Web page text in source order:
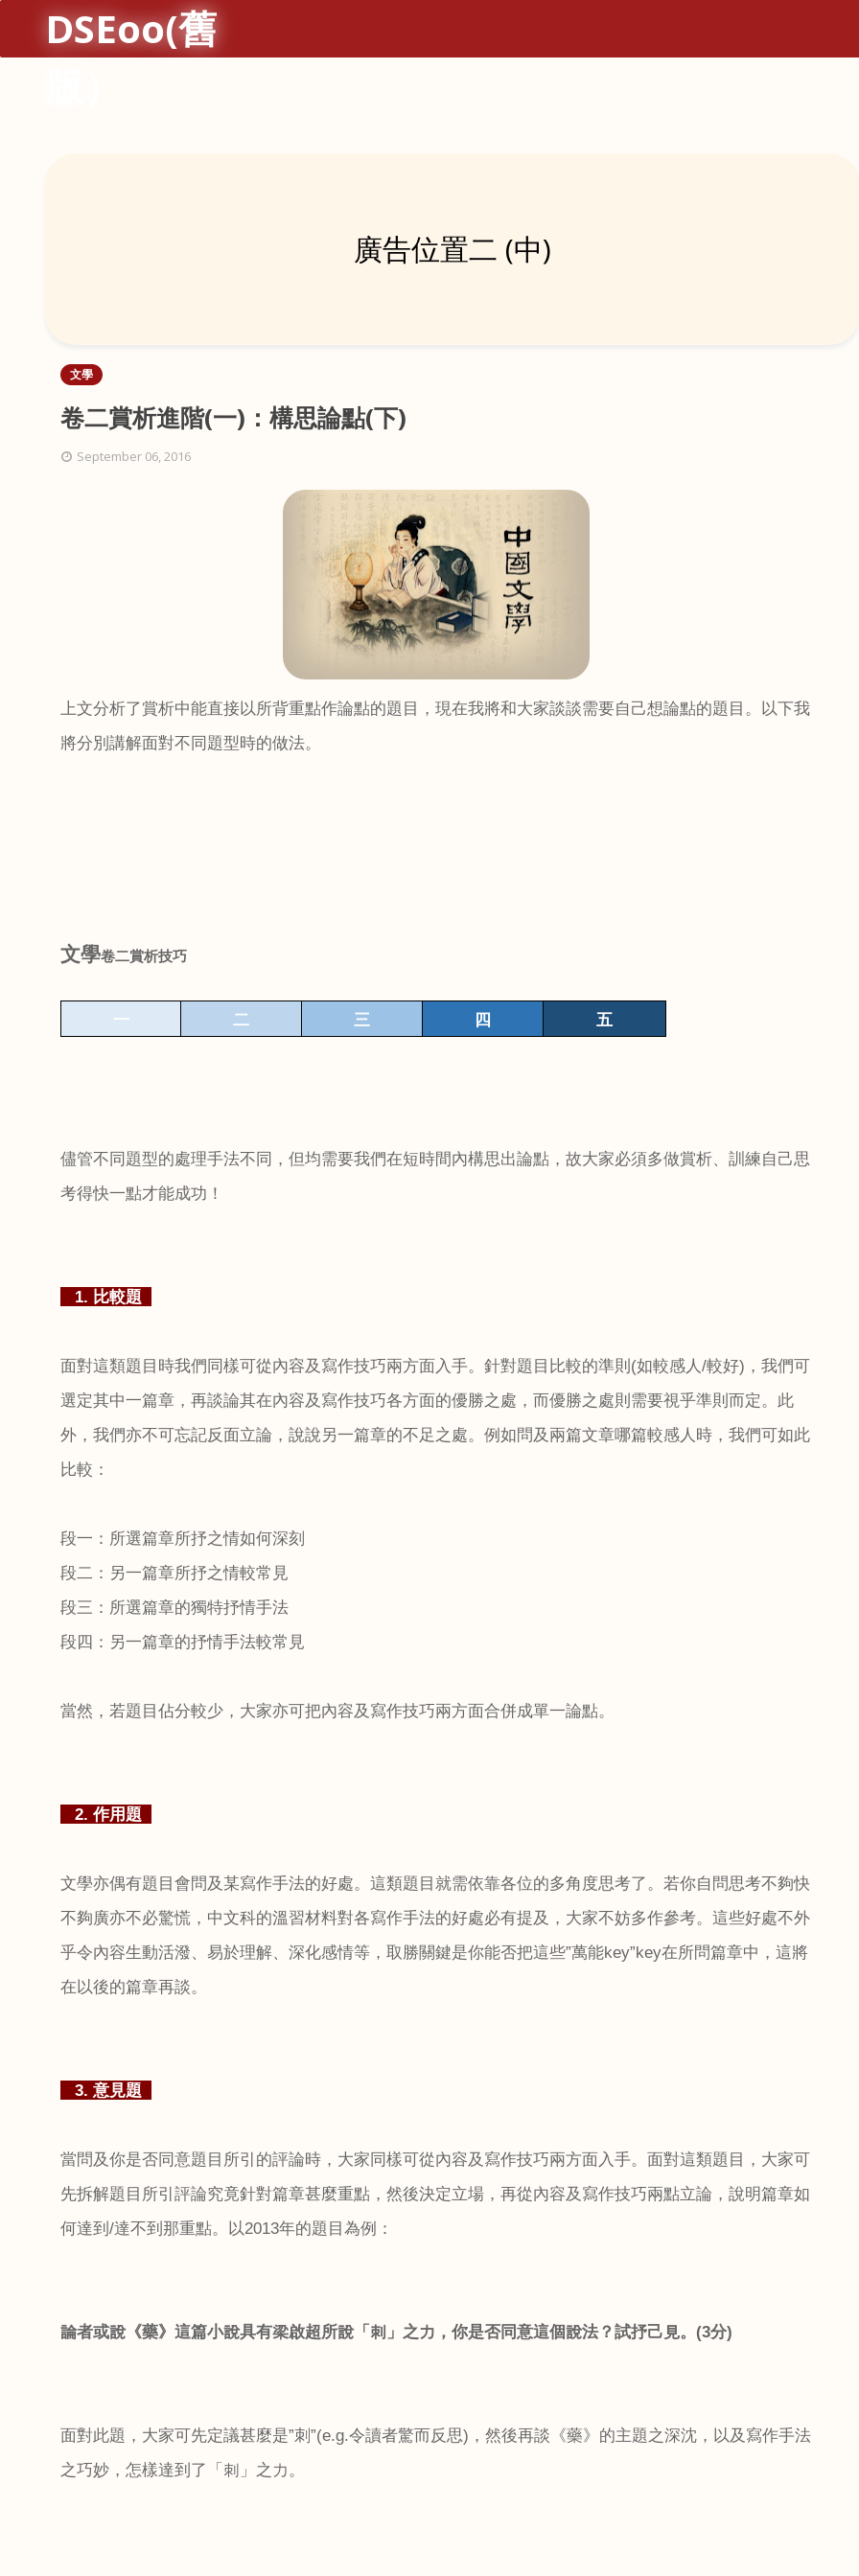
DSEoo(舊
廣告位置二 (中)
文學
卷二賞析進階(一)：構思論點(下)
September 06, 2016
上文分析了賞析中能直接以所背重點作論點的題目，現在我將和大家談談需要自己想論點的題目。以下我
將分別講解面對不同題型時的做法。
文學卷二賞析技巧
一 二 三 四 五
儘管不同題型的處理手法不同，但均需要我們在短時間內構思出論點，故大家必須多做賞析、訓練自己思
考得快一點才能成功！
1. 比較題
面對這類題目時我們同樣可從內容及寫作技巧兩方面入手。針對題目比較的準則 (如較感人/較好) ，我們可
選定其中一篇章，再談論其在內容及寫作技巧各方面的優勝之處，而優勝之處則需要視乎準則而定。此
外，我們亦不可忘記反面立論，說說另一篇章的不足之處。例如問及兩篇文章哪篇較感人時，我們可如此
比較：
段一：所選篇章所抒之情如何深刻
段二：另一篇章所抒之情較常見
段三：所選篇章的獨特抒情手法
段四：另一篇章的抒情手法較常見
當然，若題目佔分較少，大家亦可把內容及寫作技巧兩方面合併成單一論點。
2. 作用題
文學亦偶有題目會問及某寫作手法的好處。這類題目就需依靠各位的多角度思考了。若你自問思考不夠快
不夠廣亦不必驚慌，中文科的溫習材料對各寫作手法的好處必有提及，大家不妨多作參考。這些好處不外
乎令內容生動活潑、易於理解、深化感情等，取勝關鍵是你能否把這些”萬能key”key在所問篇章中，這將
在以後的篇章再談。
3. 意見題
當問及你是否同意題目所引的評論時，大家同樣可從內容及寫作技巧兩方面入手。面對這類題目，大家可
先拆解題目所引評論究竟針對篇章甚麼重點，然後決定立場，再從內容及寫作技巧兩點立論，說明篇章如
何達到 /達不到那重點。以2013年的題目為例：
論者或說《藥》這篇小說具有梁啟超所說「刺」之力，你是否同意這個說法？試抒己見。 (3分)
面對此題，大家可先定議甚麼是”刺”(e.g.令讀者驚而反思) ，然後再談《藥》的主題之深沈，以及寫作手法
之巧妙，怎樣達到了「刺」之力。